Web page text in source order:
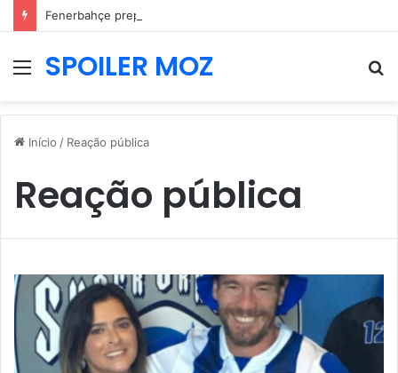
MenuSPOILER MOZ
Início / Reação pública
Reação pública